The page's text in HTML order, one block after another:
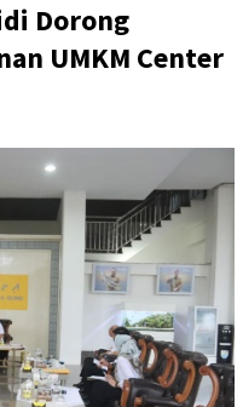
Dorong
UMKM Center